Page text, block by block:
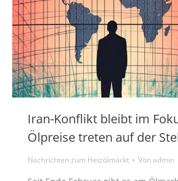
Iran-Konflikt bleibt im
Ölpreise treten auf der
Nachrichten zum Heizölmarkt Vonadmin